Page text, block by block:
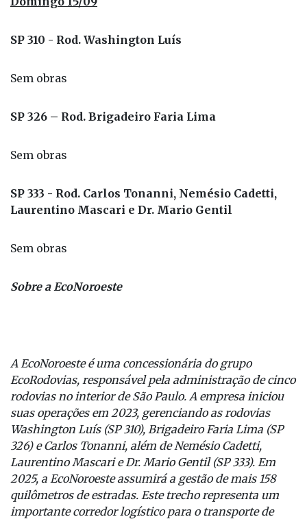
SP 310 - Rod. Washington Luís
Sem obras
SP 326 – Rod. Brigadeiro Faria Lima
Sem obras
SP 333 - Rod. Carlos Tonanni, Nemésio Cadetti,
Laurentino Mascari e Dr. Mario Gentil
Sem obras
Sobre a EcoNoroeste
A EcoNoroeste é uma concessionária do grupo
EcoRodovias, responsável pela administração de cinco
rodovias no interior de São Paulo. A empresa iniciou
suas operações em 2023, gerenciando as rodovias
Washington Luís (SP 310), Brigadeiro Faria Lima (SP
326) e Carlos Tonanni, além de Nemésio Cadetti,
Laurentino Mascari e Dr. Mario Gentil (SP 333). Em
2025, a EcoNoroeste assumirá a gestão de mais 158
quilômetros de estradas. Este trecho representa um
importante corredor logístico para o transporte de